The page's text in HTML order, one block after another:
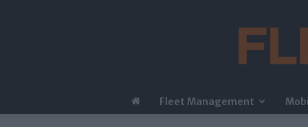
Fleet Management